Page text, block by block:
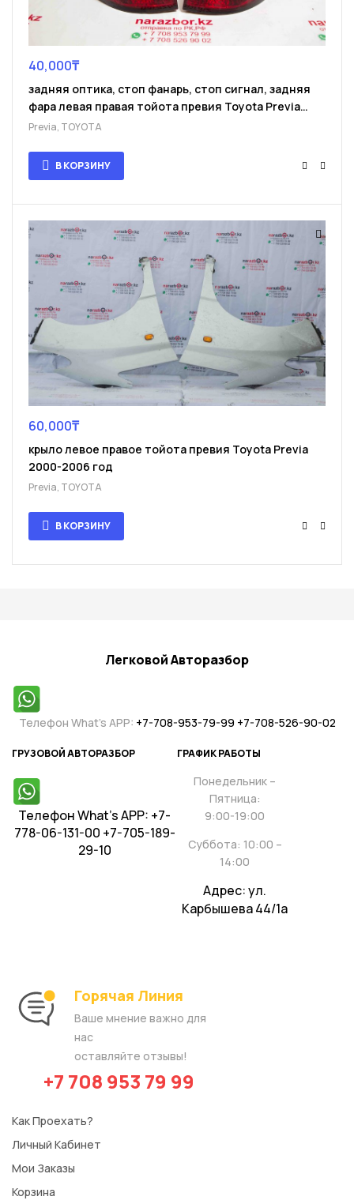
40,000₸
задняя оптика, стоп фанарь, стоп сигнал, задняя
фара левая правая тойота превия Toyota Previa
2000-2003 год
Previa, TOYOTA
В КОРЗИНУ
60,000₸
крыло левое правое тойота превия Toyota Previa
2000-2006 год
Previa, TOYOTA
В КОРЗИНУ
Легковой Авторазбор
Телефон What’s APP: +7-708-953-79-99 +7-708-526-90-02
ГРУЗОВОЙ АВТОРАЗБОР
ТелефонWhat’s APP: +7-
778-06-131-00 +7-705-189-
29-10
ГРАФИК РАБОТЫ
Понедельник –
Пятница:
9:00-19:00
Суббота: 10:00 –
14:00
Адрес: ул.
Карбышева 44/1а
Горячая Линия​
Ваше мнение важно для
нас
оставляйте отзывы!
+7 708 953 79 99
Как Проехать?
Личный Кабинет
Мои Заказы
Корзина